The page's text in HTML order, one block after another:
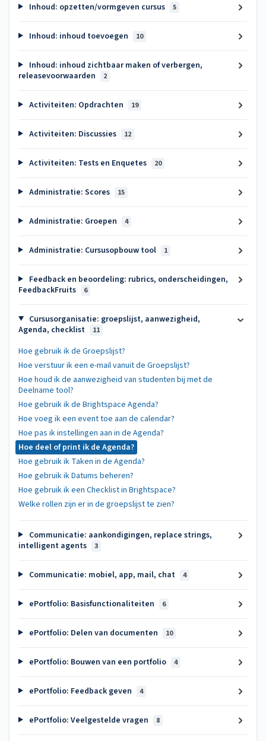
Inhoud: opzetten/vormgeven cursus 5
Inhoud: inhoud toevoegen 10
Inhoud: inhoud zichtbaar maken of verbergen,
releasevoorwaarden
2
Activiteiten: Opdrachten 19
Activiteiten: Discussies 12
Activiteiten: Tests en Enquetes 20
Administratie: Scores 15
Administratie: Groepen 4
Administratie: Cursusopbouw tool 1
Feedback en beoordeling: rubrics, onderscheidingen,
FeedbackFruits
6
Cursusorganisatie: groepslijst, aanwezigheid,
Agenda, checklist
11
Hoe gebruik ik de Groepslijst?
Hoe verstuur ik een e-mail vanuit de Groepslijst?
Hoe houd ik de aanwezigheid van studenten bij met de
Deelname tool?
Hoe gebruik ik de Brightspace Agenda?
Hoe voeg ik een event toe aan de calendar?
Hoe pas ik instellingen aan in de Agenda?
Hoe deel of print ik de Agenda?
Hoe gebruik ik Taken in de Agenda?
Hoe gebruik ik Datums beheren?
Hoe gebruik ik een Checklist in Brightspace?
Welke rollen zijn er in de groepslijst te zien?
Communicatie: aankondigingen, replace strings,
intelligent agents
3
Communicatie: mobiel, app, mail, chat 4
ePortfolio: Basisfunctionaliteiten 6
ePortfolio: Delen van documenten 10
ePortfolio: Bouwen van een portfolio 4
ePortfolio: Feedback geven 4
ePortfolio: Veelgestelde vragen 8